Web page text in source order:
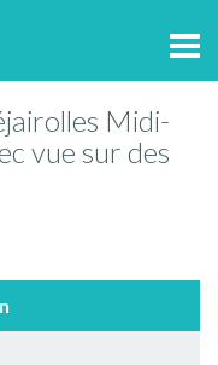
Midi-
vue sur des